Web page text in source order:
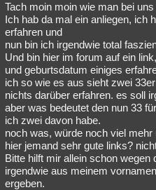
Philosophie Träume Orte
Astronomie Helpdesk
Musik Clash
Übersichten
Besucht Teilgenommen
Lesenswert Schlüsselwörter
Tach moin moin wie man bei uns
Ich hab da mal ein anliegen, ich
erfahren und
nun bin ich irgendwie total
Und bin hier im forum auf ein
und geburtsdatum einiges
ich so wie es aus sieht zwei
nichts darüber erfahren. es soll
aber was bedeutet den nun 33
ich zwei davon habe.
noch was, würde noch viel
hier jemand sehr gute links?
Bitte hilft mir allein schon wegen
irgendwie aus meinem
ergeben.